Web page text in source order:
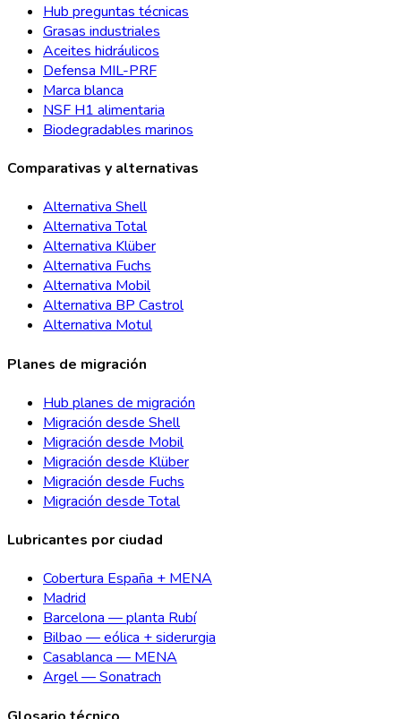
Hub preguntas técnicas
Grasas industriales
Aceites hidráulicos
Defensa MIL-PRF
Marca blanca
NSF H1 alimentaria
Biodegradables marinos
Comparativas y alternativas
Alternativa Shell
Alternativa Total
Alternativa Klüber
Alternativa Fuchs
Alternativa Mobil
Alternativa BP Castrol
Alternativa Motul
Planes de migración
Hub planes de migración
Migración desde Shell
Migración desde Mobil
Migración desde Klüber
Migración desde Fuchs
Migración desde Total
Lubricantes por ciudad
Cobertura España + MENA
Madrid
Barcelona — planta Rubí
Bilbao — eólica + siderurgia
Casablanca — MENA
Argel — Sonatrach